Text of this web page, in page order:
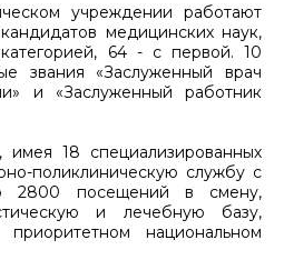
учреждении работают
медицинских наук,
64 - с первой. 10
звания «Заслуженный врач
и «Заслуженный работник
имея 18 специализированных
поликлиническую службу с
2800 посещений в смену,
и лечебную базу,
национальном